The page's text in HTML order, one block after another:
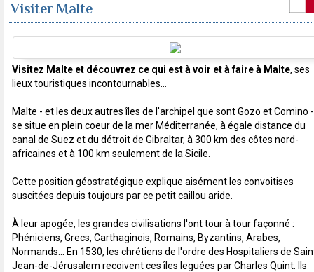
Visiter Malte
Visitez Malte et découvrez ce qui est à voir et à faire à Malte, ses
lieux touristiques incontournables...
Malte - et les deux autres îles de l'archipel que sont Gozo et Comino -
se situe en plein coeur de la mer Méditerranée, à égale distance du
canal de Suez et du détroit de Gibraltar, à 300 km des côtes nord-
africaines et à 100 km seulement de la Sicile.
Cette position géostratégique explique aisément les convoitises
suscitées depuis toujours par ce petit caillou aride.
À leur apogée, les grandes civilisations l'ont tour à tour façonné :
Phéniciens, Grecs, Carthaginois, Romains, Byzantins, Arabes,
Normands... En 1530, les chrétiens de l'ordre des Hospitaliers de
Jean-de-Jérusalem recoivent ces îles leguées par Charles Quint. Ils